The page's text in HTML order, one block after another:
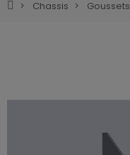
Chassis Goussets